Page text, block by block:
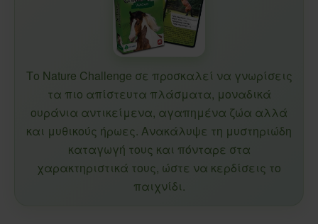
Το Nature Challenge σε προσκαλεί να γνωρίσεις
τα πιο απίστευτα πλάσματα, μοναδικά
ουράνια αντικείμενα, αγαπημένα ζώα αλλά
και μυθικούς ήρωες. Ανακάλυψε τη μυστηριώδη
καταγωγή τους και πόνταρε στα
χαρακτηριστικά τους, ώστε να κερδίσεις το
παιχνίδι.